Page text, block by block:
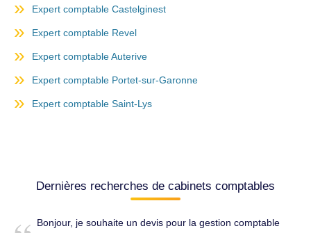
Expert comptable Castelginest
Expert comptable Revel
Expert comptable Auterive
Expert comptable Portet-sur-Garonne
Expert comptable Saint-Lys
Dernières recherches de cabinets comptables
Bonjour, je souhaite un devis pour la gestion comptable